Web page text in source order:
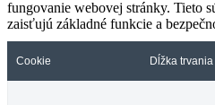
fungovanie webovej stránky. Tieto
zaisťujú základné funkcie a
Cookie Dĺžka trvania